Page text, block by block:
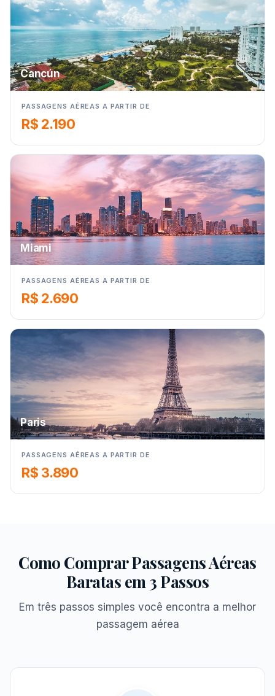
Cancún
PASSAGENS AÉREAS A PARTIR DE
R$ 2.190
Miami
PASSAGENS AÉREAS A PARTIR DE
R$ 2.690
Paris
PASSAGENS AÉREAS A PARTIR DE
R$ 3.890
Como Comprar Passagens Aéreas
Baratas em 3 Passos
Em três passos simples você encontra a melhor
passagem aérea